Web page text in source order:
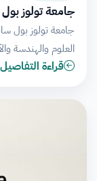
جامعة تولوز بول
جامعة تولوز بول
العلوم والهندسة
قراءة التفاصيل